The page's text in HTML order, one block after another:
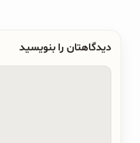
دیدگاهتان را بنویسید